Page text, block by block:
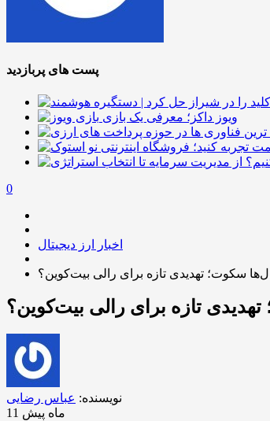
پست های پربازدید
ویوز داکز؛ معرفی یک بازی
0
اخبار ارز دیجیتال
سکوت؛ تهدیدی تازه برای رالی بیت‌کوین؟
تازه برای رالی بیت‌کوین؟
نویسنده: عباس رضایی
11 ماه پیش